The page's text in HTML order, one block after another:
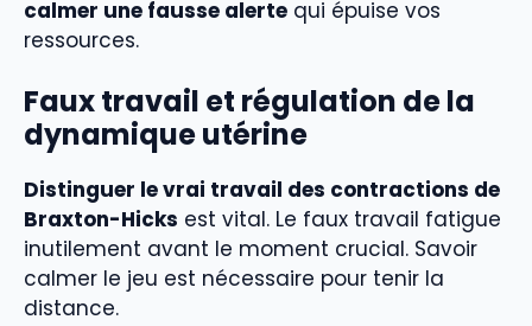
calmer une fausse alerte qui épuise vos
ressources.
Faux travail et régulation de la
dynamique utérine
Distinguer le vrai travail des contractions de
Braxton-Hicks est vital. Le faux travail fatigue
inutilement avant le moment crucial. Savoir
calmer le jeu est nécessaire pour tenir la
distance.